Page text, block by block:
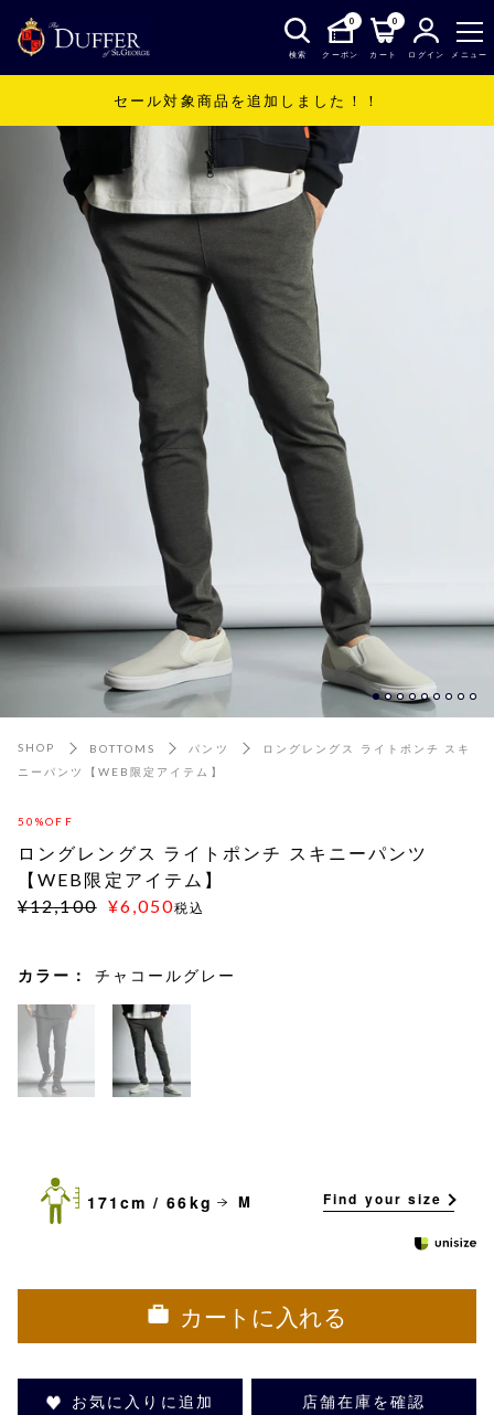
検索
0
クーポン
0
カート ログイン メニュー
セール対象商品を追加しました！！
SHOP BOTTOMS パンツ
ロングレングス ライトポンチ スキ
ニーパンツ【WEB限定アイテム】
50%OFF
ロングレングス ライトポンチ スキニーパンツ
【WEB限定アイテム】
¥12,100 ¥6,050税込
カラー： チャコールグレー
171cm / 66kg M Find your size
カートに入れる
お気に入りに追加 店舗在庫を確認